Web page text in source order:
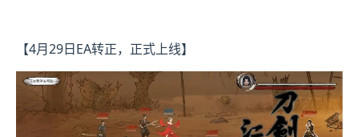
【4月29日EA转正，正式上线】